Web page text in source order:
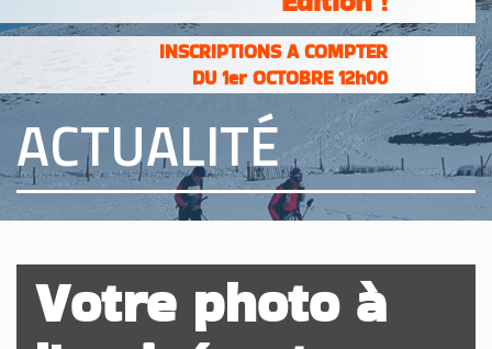
INSCRIPTIONS A COMPTER
DU 1er OCTOBRE 12h00
ACTUALITÉ
Votre photo à